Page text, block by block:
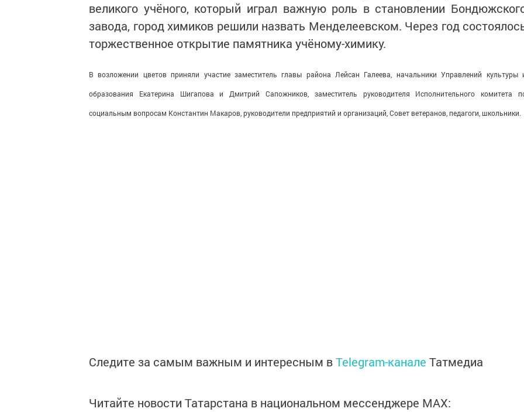
великого учёного, который играл важную роль в становлении
завода, город химиков решили назвать Менделеевском. Через год
торжественное открытие памятника учёному-химику.
В возложении цветов приняли участие заместитель главы района Лейсан Галеева, начальники Управлений культуры
образования Екатерина Шигапова и Дмитрий Сапожников, заместитель руководителя Исполнительного комитета
социальным вопросам Константин Макаров, руководители предприятий и организаций, Совет ветеранов, педагоги, школьники.
Следите за самым важным и интересным вTelegram-канале Татмедиа
Читайте новости Татарстана в национальном мессенджере MАХ: